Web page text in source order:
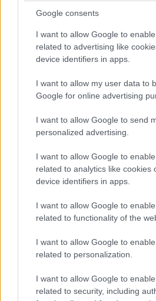
Google consents
I want to allow Google to
related to advertising like
device identifiers in apps.
I want to allow my user data to
Google for online advertising
I want to allow Google to send
personalized advertising.
I want to allow Google to
related to analytics like cookies
device identifiers in apps.
I want to allow Google to
related to functionality of the
I want to allow Google to
related to personalization.
I want to allow Google to
related to security, including
Μαρία Εκμεκτσίογλου: «17
για έναν χρόνο» από τον
Σοκάρει η περιγραφή της
μέσα στο αεροπλάνο της